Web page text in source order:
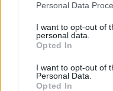
Please note that this
not limited to your visit
grant or deny consent
use your data for below
consent section.
Personal Data
I want to opt-out of
personal data.
Opted In
I want to opt-out of
Personal Data.
Opted In